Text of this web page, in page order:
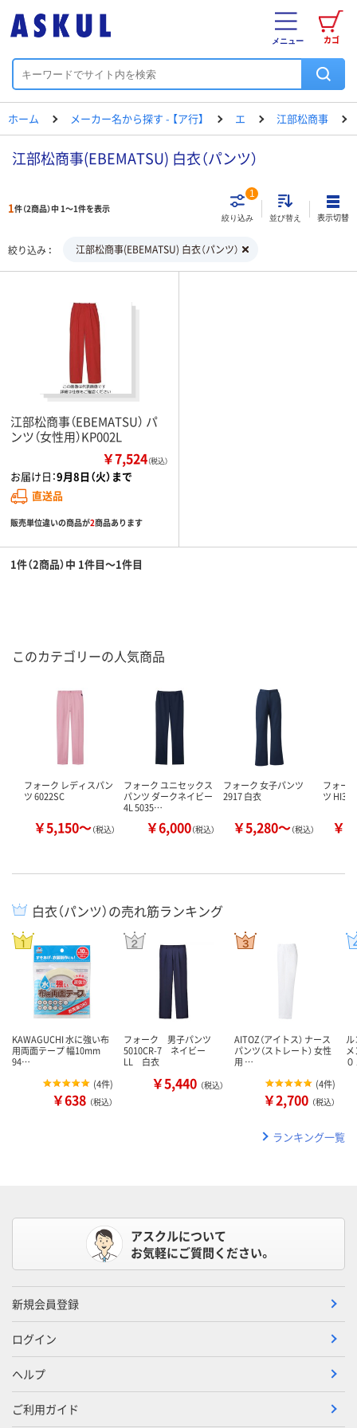
カゴ
メニュー
ホーム メーカー名から探す - 【ア行】 エ 江部松商事
江部松商事(EBEMATSU) 白衣（パンツ）
1件（2商品）中 1～1件を表示
絞り込み
1
並び替え 表示切替
絞り込み 江部松商事(EBEMATSU) 白衣（パンツ）
江部松商事（EBEMATSU） パ
ンツ（女性用）KP002L
￥7,524（税込）
お届け日：9月8日（火）まで
直送品
販売単位違いの商品が2商品あります
1件（2商品）中 1件目～1件目
このカテゴリーの人気商品
フォーク レディスパン
ツ 6022SC
￥5,150～（税込）
フォーク ユニセックス
パンツ ダークネイビー
4L 5035…
￥6,000（税込）
フォーク 女子パンツ
2917 白衣
￥5,280～（税込）
フォー
ツ HI302
￥
白衣（パンツ）の売れ筋ランキング
KAWAGUCHI 水に強い布
用両面テープ 幅10mm
94…
(4件)
￥638 （税込）
フォーク 男子パンツ
5010CR-7 ネイビー
LL 白衣
￥5,440 （税込）
AITOZ（アイトス） ナース
パンツ（ストレート） 女性
用 …
(4件)
￥2,700 （税込）
ランキング一覧
アスクルについて
お気軽にご質問ください。
新規会員登録
ログイン
ヘルプ
ご利用ガイド